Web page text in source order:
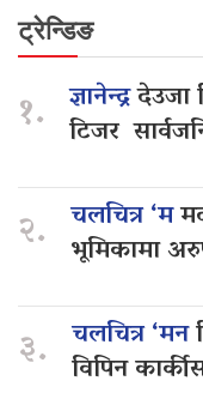
ट्रेन्डिङ
१. ज्ञानेन्द्रदेउजा
टिजर
२. चलचित्र ‘म
भूमिकामा
३. चलचित्र ‘मन
विपिन